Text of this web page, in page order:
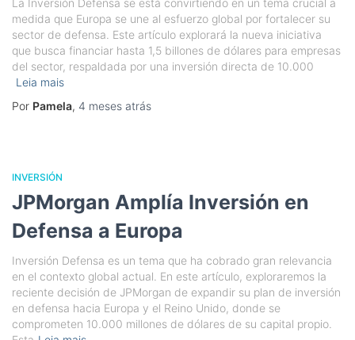
La Inversión Defensa se está convirtiendo en un tema crucial a
medida que Europa se une al esfuerzo global por fortalecer su
sector de defensa. Este artículo explorará la nueva iniciativa
que busca financiar hasta 1,5 billones de dólares para empresas
del sector, respaldada por una inversión directa de 10.000
Leia mais
Por Pamela, 4 meses atrás
INVERSIÓN
JPMorgan Amplía Inversión en
Defensa a Europa
Inversión Defensa es un tema que ha cobrado gran relevancia
en el contexto global actual. En este artículo, exploraremos la
reciente decisión de JPMorgan de expandir su plan de inversión
en defensa hacia Europa y el Reino Unido, donde se
comprometen 10.000 millones de dólares de su capital propio.